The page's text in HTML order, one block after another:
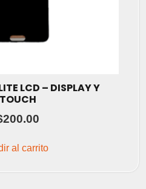
LCD – DISPLAY Y
TOUCH
200.00
al carrito